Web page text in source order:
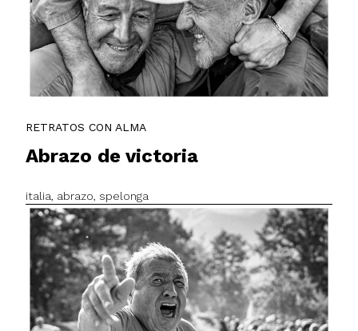
RETRATOS CON ALMA
Abrazo de victoria
italia, abrazo, spelonga